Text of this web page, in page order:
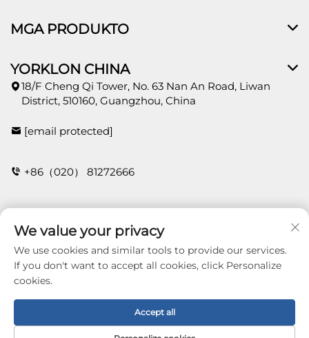
MGA PRODUKTO
YORKLON CHINA
18/F Cheng Qi Tower, No. 63 Nan An Road, Liwan
District, 510160, Guangzhou, China
[email protected]
+86（020） 81272666
Kontak
Copyright © 2026 Guangzhou Yorklon Wallcoverings
Limited. All right reserved -Patakaran sa
Pagkakapribado
We value your privacy
We use cookies and similar tools to provide our services.
If you don't want to accept all cookies, click Personalize
cookies.
Accept all